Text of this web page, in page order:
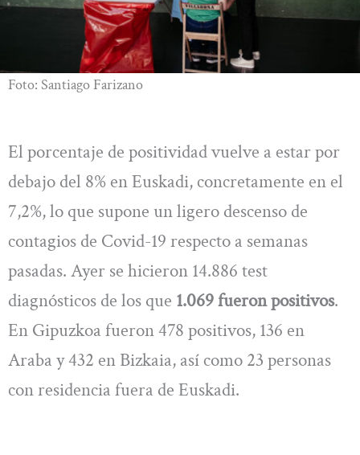
Foto: Santiago Farizano
El porcentaje de positividad vuelve a estar por
debajo del 8% en Euskadi, concretamente en el
7,2%, lo que supone un ligero descenso de
contagios de Covid-19 respecto a semanas
pasadas. Ayer se hicieron 14.886 test
diagnósticos de los que 1.069 fueron positivos.
En Gipuzkoa fueron 478 positivos, 136 en
Araba y 432 en Bizkaia, así como 23 personas
con residencia fuera de Euskadi.